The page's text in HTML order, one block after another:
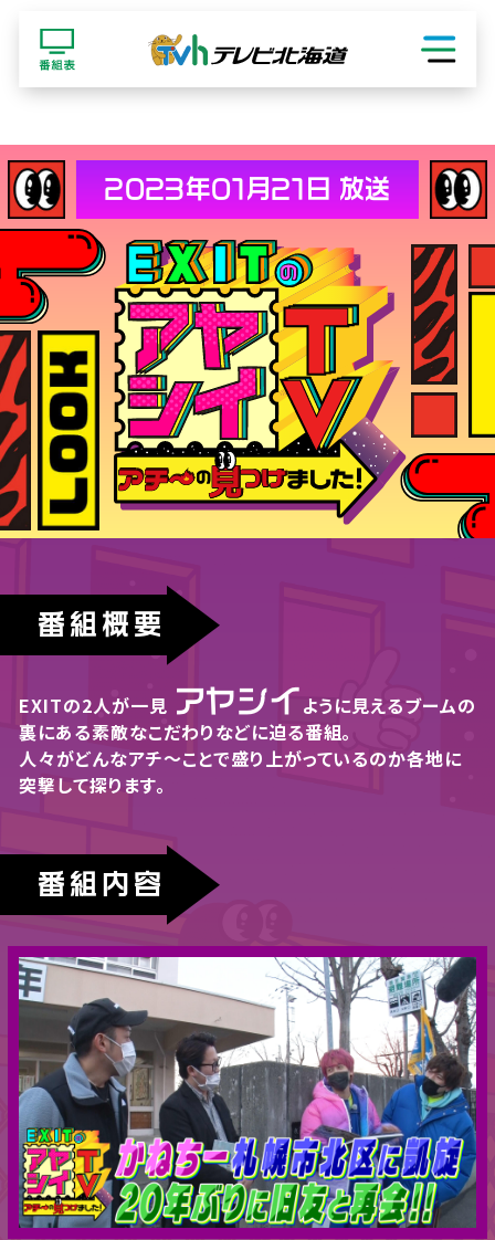
2023年01月21日 放送
番組概要
EXITの2人が一見 アヤシイように見えるブームの
裏にある素敵なこだわりなどに迫る番組。
人々がどんなアチ〜ことで盛り上がっているのか各地に
突撃して探ります。
番組内容